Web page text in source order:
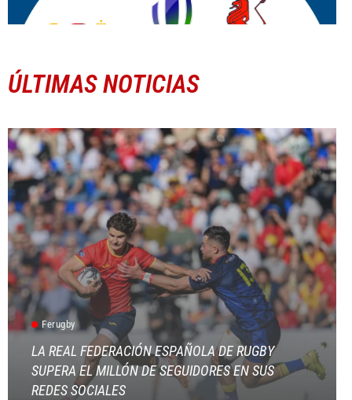
ÚLTIMAS NOTICIAS
Ferugby
LA REAL FEDERACIÓN ESPAÑOLA DE RUGBY
SUPERA EL MILLÓN DE SEGUIDORES EN SUS
REDES SOCIALES